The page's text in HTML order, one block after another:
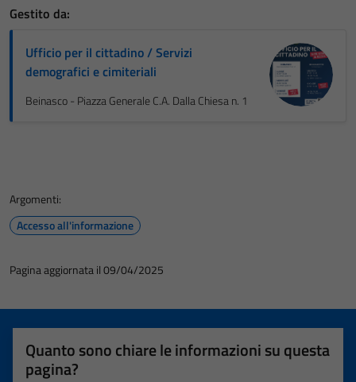
Gestito da:
Ufficio per il cittadino / Servizi
demografici e cimiteriali
Beinasco - Piazza Generale C.A. Dalla Chiesa n. 1
Argomenti:
Accesso all'informazione
Pagina aggiornata il 09/04/2025
Quanto sono chiare le informazioni su questa
pagina?